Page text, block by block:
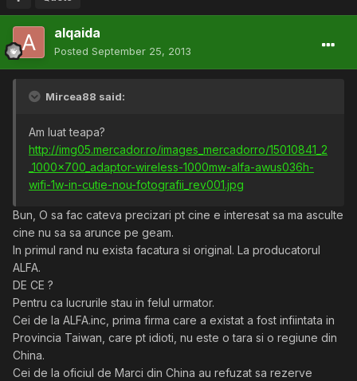
alqaida
Posted September 25, 2013
Mircea88 said:
Am luat teapa?
http://img05.mercador.ro/images_mercadorro/15010841_2
_1000x700_adaptor-wireless-1000mw-alfa-awus036h-
wifi-1w-in-cutie-nou-fotografii_rev001.jpg
Bun, O sa fac cateva precizari pt cine e interesat sa ma asculte
cine nu sa sa arunce pe geam.
In primul rand nu exista facatura si original. La producatorul
ALFA.
DE CE ?
Pentru ca lucrurile stau in felul urmator.
Cei de la ALFA.inc, prima firma care a existat a fost infiintata in
Provincia Taiwan, care pt idioti, nu este o tara si o regiune din
China.
Cei de la oficiul de Marci din China au refuzat sa rezerve